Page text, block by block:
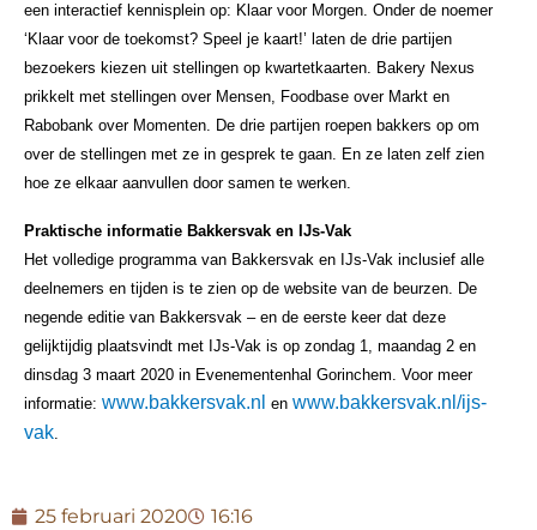
een interactief kennisplein op: Klaar voor Morgen. Onder de noemer
‘Klaar voor de toekomst? Speel je kaart!’ laten de drie partijen
bezoekers kiezen uit stellingen op kwartetkaarten. Bakery Nexus
prikkelt met stellingen over Mensen, Foodbase over Markt en
Rabobank over Momenten. De drie partijen roepen bakkers op om
over de stellingen met ze in gesprek te gaan. En ze laten zelf zien
hoe ze elkaar aanvullen door samen te werken.
Praktische informatie Bakkersvak en IJs-Vak
Het volledige programma van Bakkersvak en IJs-Vak inclusief alle
deelnemers en tijden is te zien op de website van de beurzen. De
negende editie van Bakkersvak – en de eerste keer dat deze
gelijktijdig plaatsvindt met IJs-Vak is op zondag 1, maandag 2 en
dinsdag 3 maart 2020 in Evenementenhal Gorinchem. Voor meer
informatie: www.bakkersvak.nl en www.bakkersvak.nl/ijs-
vak.
25 februari 2020 16:16